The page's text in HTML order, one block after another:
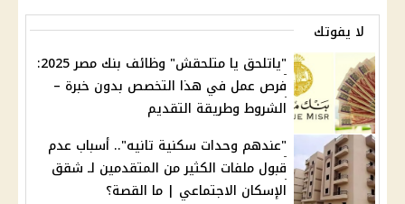
لا يفوتك
"ياتلحق يا متلحقش" وظائف بنك مصر 2025:
فرص عمل في هذا التخصص بدون خبرة –
الشروط وطريقة التقديم
"عندهم وحدات سكنية تانيه".. أسباب عدم
قبول ملفات الكثير من المتقدمين لـ شقق
الإسكان الاجتماعي | ما القصة؟